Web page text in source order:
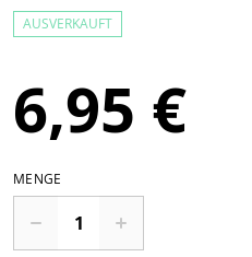
AUSVERKAUFT
6,95 €
MENGE